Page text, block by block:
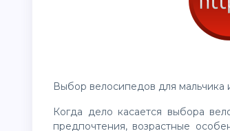
Выбор велосипедов для
Когда дело касается выбора
предпочтения, возрастные